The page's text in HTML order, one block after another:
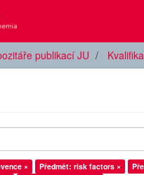
publikací JU
× Předmět: risk factors ×